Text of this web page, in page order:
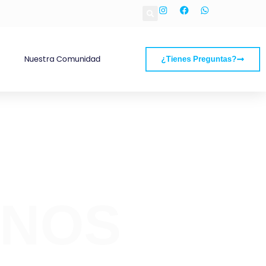
Nuestra Comunidad ¿tienes Preguntas?